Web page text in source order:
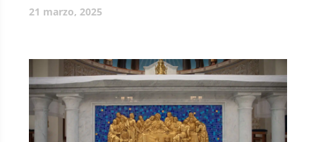
21 marzo, 2025